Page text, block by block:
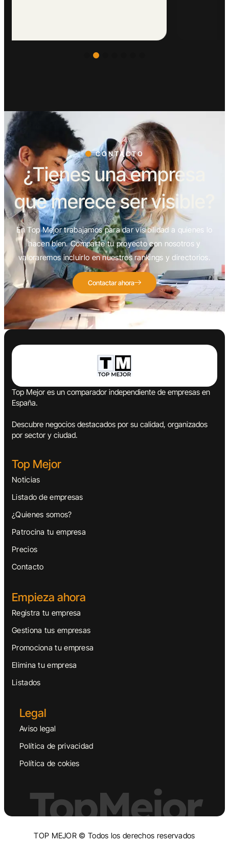
CONTACTO
¿Tienes una empresa
que merece ser visible?
En Top Mejor trabajamos para dar visibilidad a quienes lo
hacen bien. Comparte tu proyecto con nosotros y
valoraremos incluirlo en nuestros rankings y directorios.
Contactar ahora
Top Mejor es un comparador independiente de empresas en
España.
Descubre negocios destacados por su calidad, organizados
por sector y ciudad.
Top Mejor
Noticias
Listado de empresas
¿Quienes somos?
Patrocina tu empresa
Precios
Contacto
Empieza ahora
Registra tu empresa
Gestiona tus empresas
Promociona tu empresa
Elimina tu empresa
Listados
Legal
Aviso legal
Política de privacidad
Política de cokies
TopMejor
TOP MEJOR © Todos los derechos reservados